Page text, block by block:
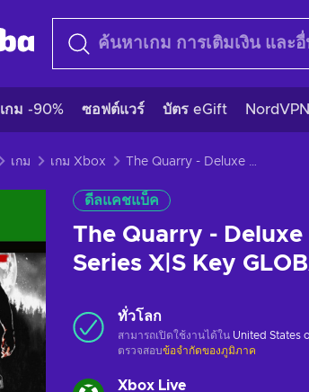
เกม -90% ซอฟต์แวร์ บัตร eGift NordVPN
เกม เกม Xbox The Quarry - Deluxe Edition Xbox One/ Xbox Series X|S Key GLOBAL
ดีลแคชแบ็ค
The Quarry -
Series X|S Key
ทั่วโลก
สามารถเปิดใช้งานได้ใน United States
ตรวจสอบข้อจำกัดของภูมิภาค
Xbox Live